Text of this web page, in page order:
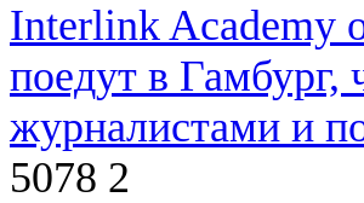
Interlink Academy
поедут в
журналистами и
5078 2